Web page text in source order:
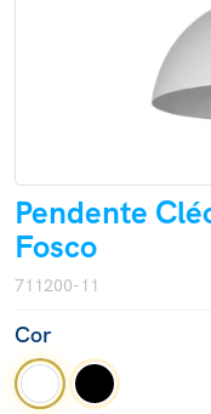
Pendente
Fosco
711200-11
Cor